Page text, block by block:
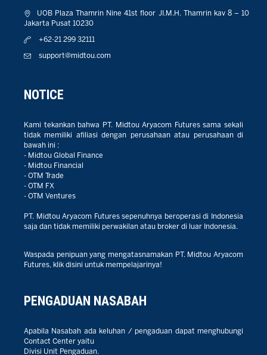
UOB Plaza Thamrin Nine 41st floor JI.M.H. Thamrin kav 8 – 10
Jakarta Pusat 10230
+62-21 299 32111
support@midtou.com
NOTICE
Kami tekankan bahwa PT. Midtou Aryacom Futures sama sekali
tidak memiliki afiliasi dengan perusahaan atau perusahaan di
bawah ini :
- Midtou Global Finance
- Midtou Financial
- OTM Trade
- OTM FX
- OTM Ventures
PT. Midtou Aryacom Futures sepenuhnya beroperasi di Indonesia
saja dan tidak memiliki perwakilan atau broker di luar Indonesia.
Waspada penipuan yang mengatasnamakan PT. Midtou Aryacom
Futures, klik disini untuk mempelajarinya!
PENGADUAN NASABAH
Apabila Nasabah ada keluhan / pengaduan dapat menghubungi
Contact Center yaitu
Divisi Unit Pengaduan.